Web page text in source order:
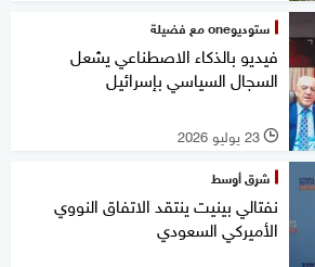
ستوديوone مع فضيلة
فيديو بالذكاء الاصطناعي يشعل
السجال السياسي بإسرائيل
l 23 يوليو 2026
شرق أوسط
نفتالي بينيت ينتقد الاتفاق النووي
الأميركي السعودي